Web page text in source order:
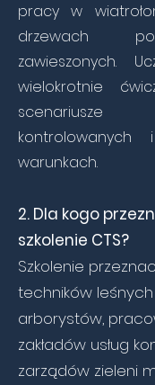
pracy w
drzewach
zawieszonych.
wielokrotnie
kontrolowanych
warunkach.
2. Dla kogo
szkolenie CTS?
Szkolenie
techników leśnych
arborystów,
zakładów usług
zarządów zieleni